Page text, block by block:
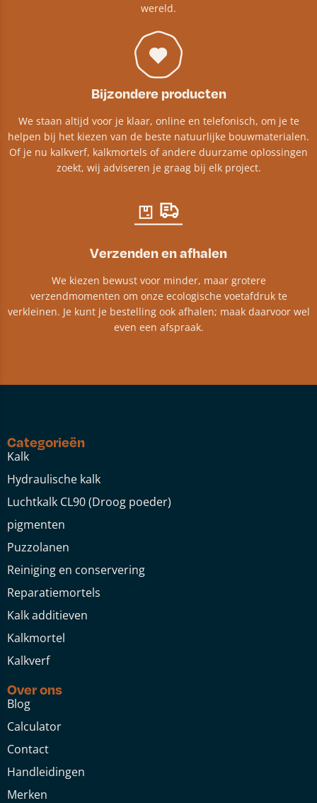
wereld.
Bijzondere producten
We staan altijd voor je klaar, online en telefonisch, om je te
helpen bij het kiezen van de beste natuurlijke bouwmaterialen.
Of je nu kalkverf, kalkmortels of andere duurzame oplossingen
zoekt, wij adviseren je graag bij elk project.​
Verzenden en afhalen
We kiezen bewust voor minder, maar grotere
verzendmomenten om onze ecologische voetafdruk te
verkleinen. Je kunt je bestelling ook afhalen; maak daarvoor wel
even een afspraak.
Categorieën
Kalk
Hydraulische kalk
Luchtkalk CL90 (Droog poeder)
pigmenten
Puzzolanen
Reiniging en conservering
Reparatiemortels
Kalk additieven
Kalkmortel
Kalkverf
Over ons
Blog
Calculator
Contact
Handleidingen
Merken